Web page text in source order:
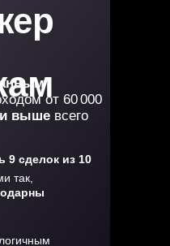
9 сделок из 10
так,
от 60 000
и выше всего